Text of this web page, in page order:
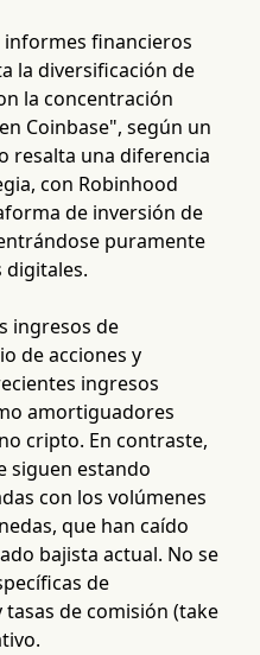
informes financieros
la diversificación de
la concentración
Coinbase", según un
resalta una diferencia
con Robinhood
de inversión de
puramente
digitales.
ingresos de
de acciones y
ingresos
amortiguadores
cripto. En contraste,
siguen estando
con los volúmenes
que han caído
bajista actual. No se
de
de comisión (take